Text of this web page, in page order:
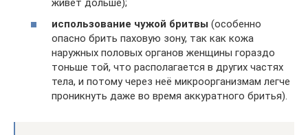
использование чужой бритвы (особенно
опасно брить паховую зону, так как кожа
наружных половых органов женщины гораздо
тоньше той, что располагается в других частях
тела, и потому через неё микроорганизмам легче
проникнуть даже во время аккуратного бритья).